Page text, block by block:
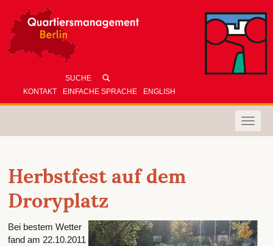
KONTAKT EINFACHE SPRACHE ENGLISH
Toggle
Herbstfest auf dem
Droryplatz
Bei bestem Wetter
fand am 22.10.2011